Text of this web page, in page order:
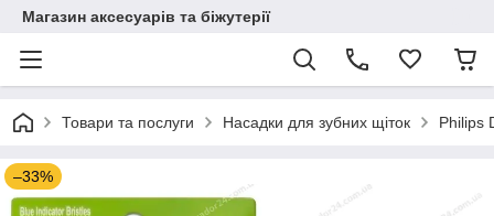
Магазин аксесуарів та біжутерії
Товари та послуги Насадки для зубних щіток Philips
–33%